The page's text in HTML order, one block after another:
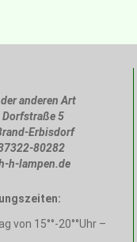
anderen Art
Dorfstraße 5
Erbisdorf
80282
h-lampen.de
von 15°°-20°°Uhr –